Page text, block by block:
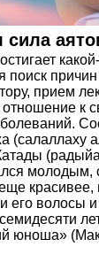
поиск
прием
к
(салаллаху
молодым,
красивее,
его волосы и
юноша»